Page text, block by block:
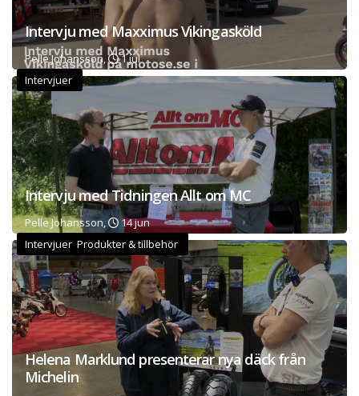
Intervju med Maxximus Vikingasköld
Pelle Johansson,
1 jul
Intervjuer
Intervju med Tidningen Allt om MC
Pelle Johansson,
14 jun
Intervjuer Produkter & tillbehör
Helena Marklund presenterar nya däck från
Michelin